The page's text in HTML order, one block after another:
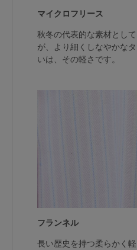
マイクロフリース
秋冬の代表的な素材とし
が、より細くしなやかな
いは、その軽さです。
フランネル
長い歴史を持つ柔らかく